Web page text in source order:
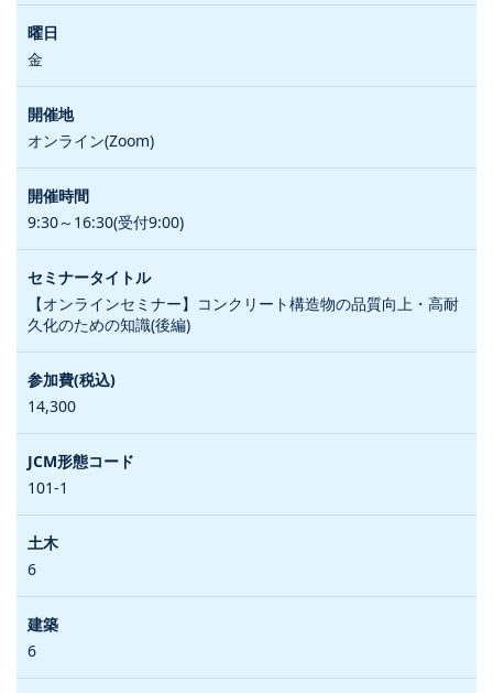
金
オンライン(Zoom)
9:30～16:30(受付9:00)
【オンラインセミナー】コンクリート構造物の品質向上・高耐
久化のための知識(後編)
14,300
101-1
6
6